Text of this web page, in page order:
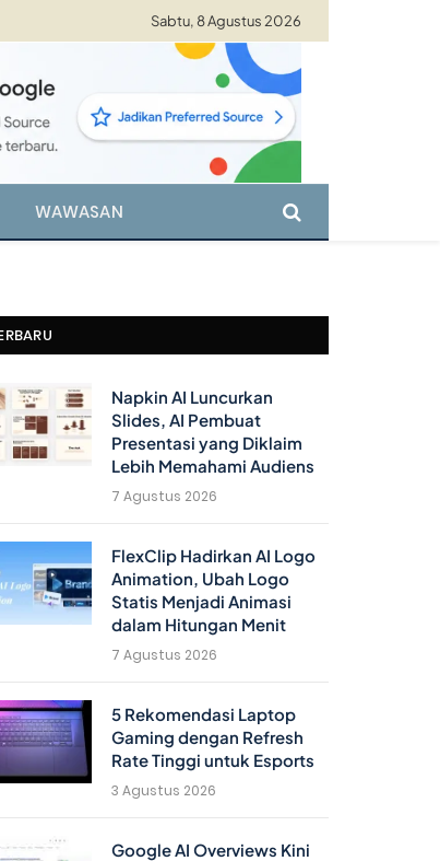
Sabtu, 8 Agustus 2026
WAWASAN
Napkin AI Luncurkan
Slides, AI Pembuat
Presentasi yang Diklaim
Lebih Memahami Audiens
7 Agustus 2026
FlexClip Hadirkan AI Logo
Animation, Ubah Logo
Statis Menjadi Animasi
dalam Hitungan Menit
7 Agustus 2026
5 Rekomendasi Laptop
Gaming dengan Refresh
Rate Tinggi untuk Esports
3 Agustus 2026
Google AI Overviews Kini